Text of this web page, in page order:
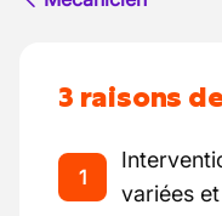
3 raisons
1
variées